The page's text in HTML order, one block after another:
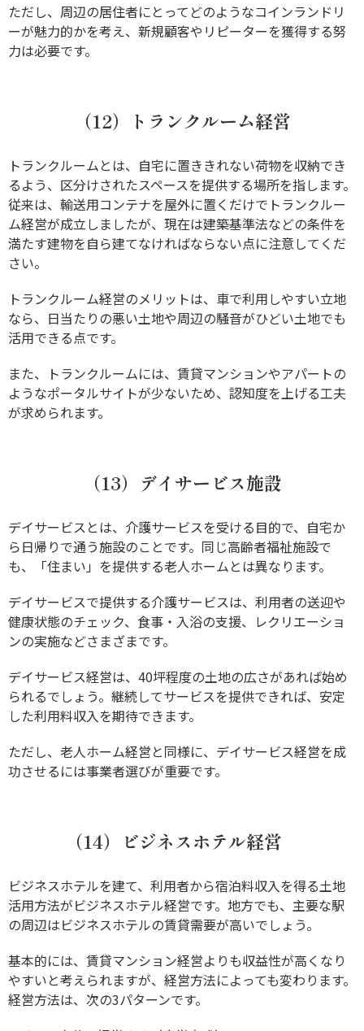
ただし、周辺の居住者にとってどのようなコインランドリ
ーが魅力的かを考え、新規顧客やリピーターを獲得する努
力は必要です。
（12）トランクルーム経営
トランクルームとは、自宅に置ききれない荷物を収納でき
るよう、区分けされたスペースを提供する場所を指します。
従来は、輸送用コンテナを屋外に置くだけでトランクルー
ム経営が成立しましたが、現在は建築基準法などの条件を
満たす建物を自ら建てなければならない点に注意してくだ
さい。
トランクルーム経営のメリットは、車で利用しやすい立地
なら、日当たりの悪い土地や周辺の騒音がひどい土地でも
活用できる点です。
また、トランクルームには、賃貸マンションやアパートの
ようなポータルサイトが少ないため、認知度を上げる工夫
が求められます。
（13）デイサービス施設
デイサービスとは、介護サービスを受ける目的で、自宅か
ら日帰りで通う施設のことです。同じ高齢者福祉施設で
も、「住まい」を提供する老人ホームとは異なります。
デイサービスで提供する介護サービスは、利用者の送迎や
健康状態のチェック、食事・入浴の支援、レクリエーショ
ンの実施などさまざまです。
デイサービス経営は、40坪程度の土地の広さがあれば始め
られるでしょう。継続してサービスを提供できれば、安定
した利用料収入を期待できます。
ただし、老人ホーム経営と同様に、デイサービス経営を成
功させるには事業者選びが重要です。
（14）ビジネスホテル経営
ビジネスホテルを建て、利用者から宿泊料収入を得る土地
活用方法がビジネスホテル経営です。地方でも、主要な駅
の周辺はビジネスホテルの賃貸需要が高いでしょう。
基本的には、賃貸マンション経営よりも収益性が高くなり
やすいと考えられますが、経営方法によっても変わります。
経営方法は、次の3パターンです。